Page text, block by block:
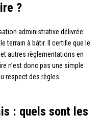
?
administrative délivrée
terrain à bâtir. Il certifie que le
autres règlementations en
n’est donc pas une simple
respect des règles
: quels sont les